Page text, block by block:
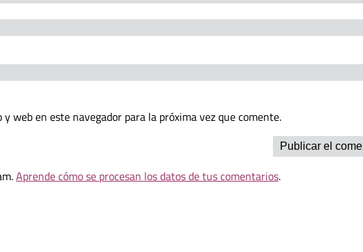
web en este navegador para la próxima vez que comente.
Aprende cómo se procesan los datos de tus comentarios.